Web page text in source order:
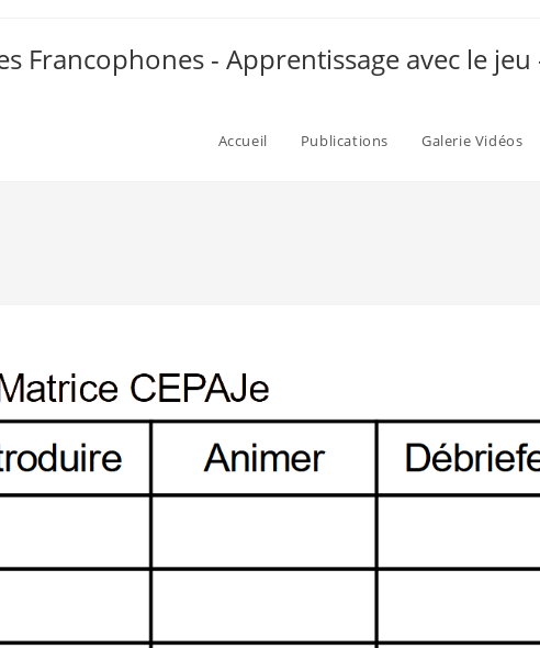
Francophones - Apprentissage avec le jeu
Accueil Publications Galerie Vidéos